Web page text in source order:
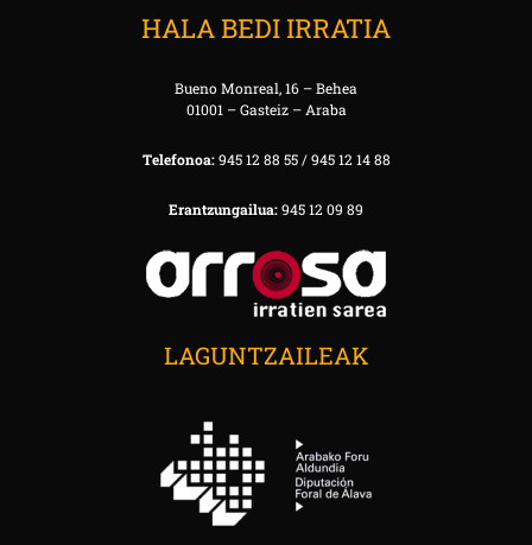
HALA BEDI IRRATIA
Bueno Monreal, 16 – Behea
01001 – Gasteiz – Araba
Telefonoa:945 12 88 55 / 945 12 14 88
Erantzungailua:945 12 09 89
LAGUNTZAILEAK